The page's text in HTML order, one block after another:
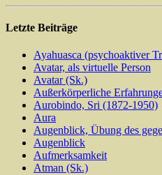
Letzte Beiträge
Ayahuasca (psychoaktiver
Avatar, als virtuelle Person
Avatar (Sk.)
Außerkörperliche
Aurobindo, Sri (1872-1950)
Aura
Augenblick, Übung des
Augenblick
Aufmerksamkeit
Atman (Sk.)